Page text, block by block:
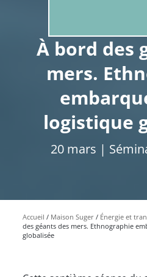
À bord des
mers.
logistique
20 mars |
Accueil Maison Suger Énergie et
des géants des mers. Ethnographie
globalisée